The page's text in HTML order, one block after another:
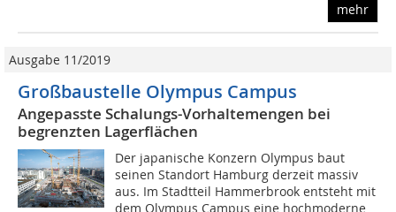
mehr
Ausgabe 11/2019
Großbaustelle Olympus Campus
Angepasste Schalungs-Vorhaltemengen bei
begrenzten Lagerflächen
Der japanische Konzern Olympus baut
seinen Standort Hamburg derzeit massiv
aus. Im Stadtteil Hammerbrook entsteht mit
dem Olympus Campus eine hochmoderne